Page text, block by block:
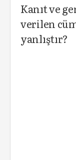
Kanıt ve
verilen
yanlıştır?